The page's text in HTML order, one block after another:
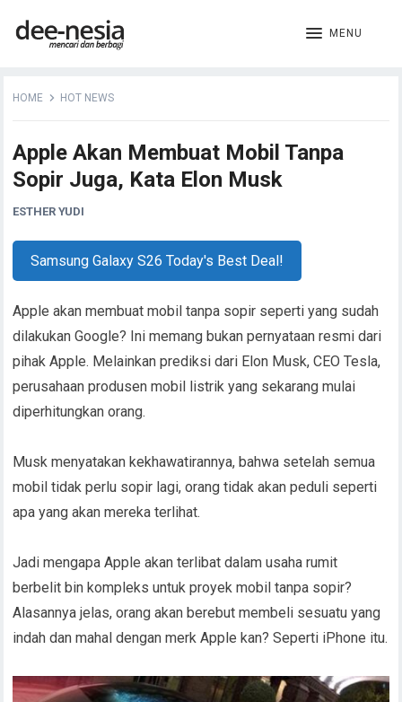
MENU
HOME HOT NEWS
Apple Akan Membuat Mobil Tanpa
Sopir Juga, Kata Elon Musk
ESTHER YUDI
Samsung Galaxy S26 Today's Best Deal!
Apple akan membuat mobil tanpa sopir seperti yang sudah
dilakukan Google? Ini memang bukan pernyataan resmi dari
pihak Apple. Melainkan prediksi dari Elon Musk, CEO Tesla,
perusahaan produsen mobil listrik yang sekarang mulai
diperhitungkan orang.
Musk menyatakan kekhawatirannya, bahwa setelah semua
mobil tidak perlu sopir lagi, orang tidak akan peduli seperti
apa yang akan mereka terlihat.
Jadi mengapa Apple akan terlibat dalam usaha rumit
berbelit bin kompleks untuk proyek mobil tanpa sopir?
Alasannya jelas, orang akan berebut membeli sesuatu yang
indah dan mahal dengan merk Apple kan? Seperti iPhone itu.